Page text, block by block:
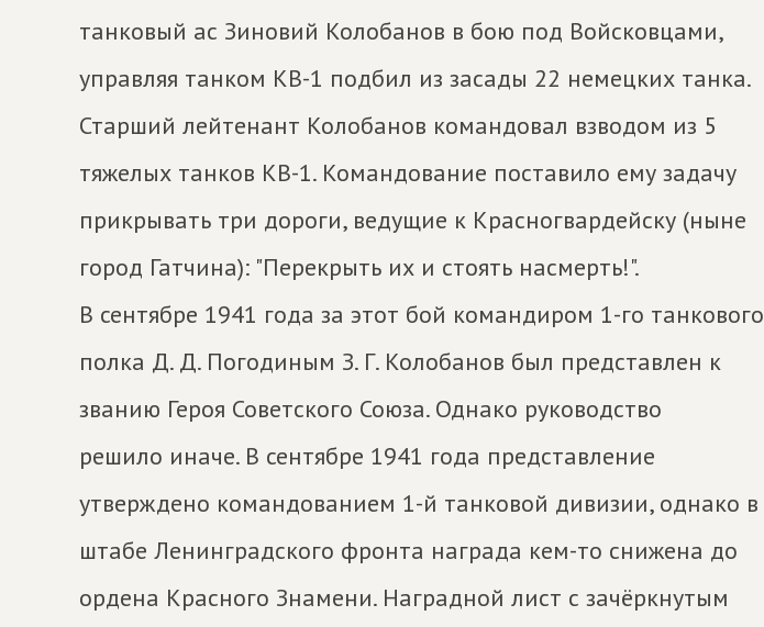
танковый ас Зиновий Колобанов в бою под Войсковцами,
управляя танком КВ-1 подбил из засады 22 немецких танка.
Старший лейтенант Колобанов командовал взводом из 5
тяжелых танков КВ-1. Командование поставило ему задачу
прикрывать три дороги, ведущие к Красногвардейску (ныне
город Гатчина): "Перекрыть их и стоять насмерть!".
В сентябре 1941 года за этот бой командиром 1-го танкового
полка Д. Д. Погодиным З. Г. Колобанов был представлен к
званию Героя Советского Союза. Однако руководство
решило иначе. В сентябре 1941 года представление
утверждено командованием 1-й танковой дивизии, однако в
штабе Ленинградского фронта награда кем-то снижена до
ордена Красного Знамени. Наградной лист с зачёркнутым